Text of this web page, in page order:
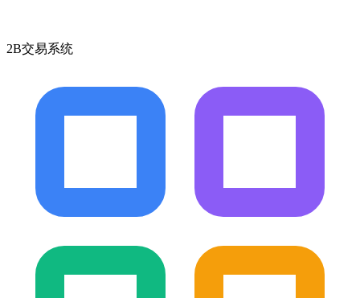
2B交易系统